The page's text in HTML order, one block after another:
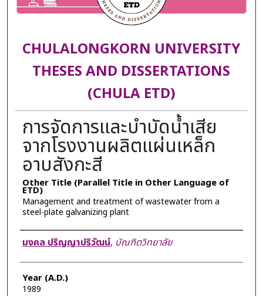
CHULALONGKORN UNIVERSITY
THESES AND DISSERTATIONS
(CHULA ETD)
การจัดการและบำบัดน้ำเสีย
จากโรงงานผลิตแผ่นเหล็ก
อาบสังกะสี
Other Title (Parallel Title in Other Language of
ETD)
Management and treatment of wastewater from a
steel-plate galvanizing plant
Author
มงคล ปริญญาปริวัฒน์, บัณฑิตวิทยาลัย
Year (A.D.)
1989